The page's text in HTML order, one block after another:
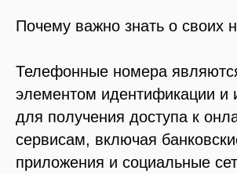
Почему важно знать о своих
Телефонные номера
элементом идентификации и
для получения доступа к
сервисам, включая
приложения и социальные